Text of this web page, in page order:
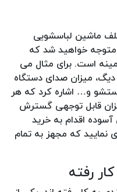
ماشین لباسشویی
متوجه خواهید شد که
است. برای مثال می
میزان صدای دستگاه
و… اشاره کرد که هر
قابل توجهی گسترش
آسوده اقدام به خرید
که مجهز به تمام
رفته